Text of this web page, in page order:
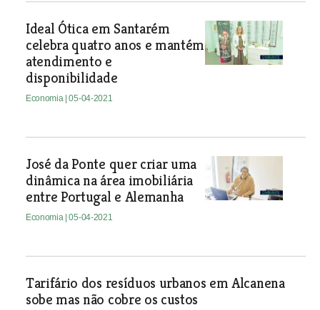
Ideal Ótica em Santarém
celebra quatro anos e mantém
atendimento e
disponibilidade
Economia | 05-04-2021
José da Ponte quer criar uma
dinâmica na área imobiliária
entre Portugal e Alemanha
Economia | 05-04-2021
Tarifário dos resíduos urbanos em Alcanena
sobe mas não cobre os custos